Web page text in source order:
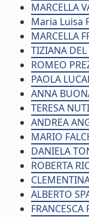
MARCELLA
Maria Luisa
MARCELLA
TIZIANA DEL
ROMEO
PAOLA
ANNA
TERESA
ANDREA
MARIO
DANIELA
ROBERTA
ALBERTO
FRANCESCA